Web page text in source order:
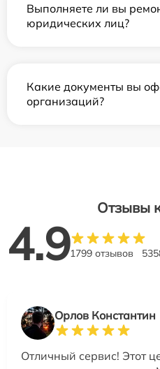
Выполняете ли вы
юридических лиц?
Какие документы вы
организаций?
Отзывы
4.91799 отзывов
Орлов Константин
Отличный сервис! Этот